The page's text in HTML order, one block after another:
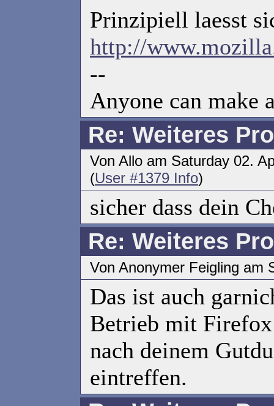
Prinzipiell laesst
http://
--
Anyone can make
Re: Weiteres
Von Allo am Saturday 02.
(User #1379 Info)
sicher dass dein
Re: Weiteres
Von Anonymer Feigling am
Das ist auch
Betrieb mit
nach deinem
eintreffen.